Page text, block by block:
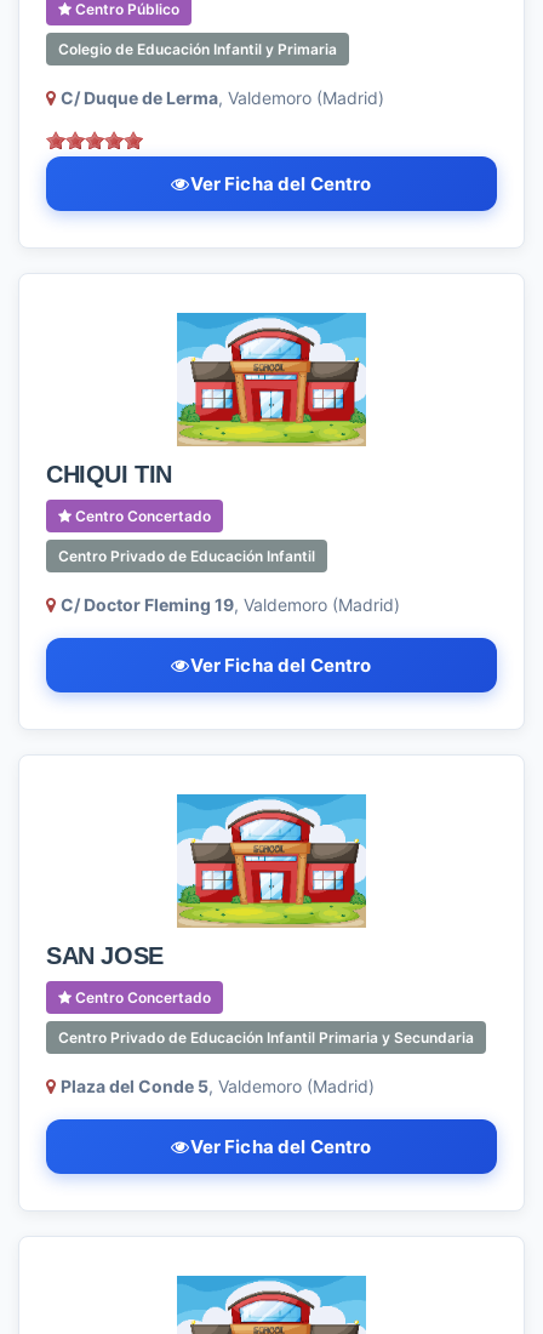
Centro Público
Colegio de Educación Infantil y Primaria
C/ Duque de Lerma, Valdemoro (Madrid)
Ver Ficha del Centro
CHIQUI TIN
Centro Concertado
Centro Privado de Educación Infantil
C/ Doctor Fleming 19, Valdemoro (Madrid)
Ver Ficha del Centro
SAN JOSE
Centro Concertado
Centro Privado de Educación Infantil Primaria y Secundaria
Plaza del Conde 5, Valdemoro (Madrid)
Ver Ficha del Centro